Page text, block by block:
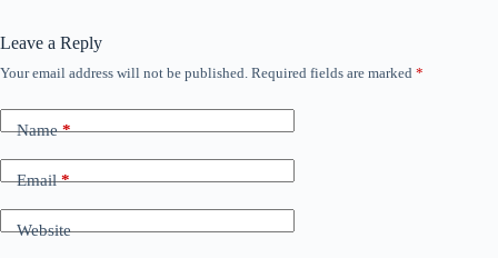
Leave a Reply
Your email address will not be published. Required fields are marked *
Name*
Email*
Website